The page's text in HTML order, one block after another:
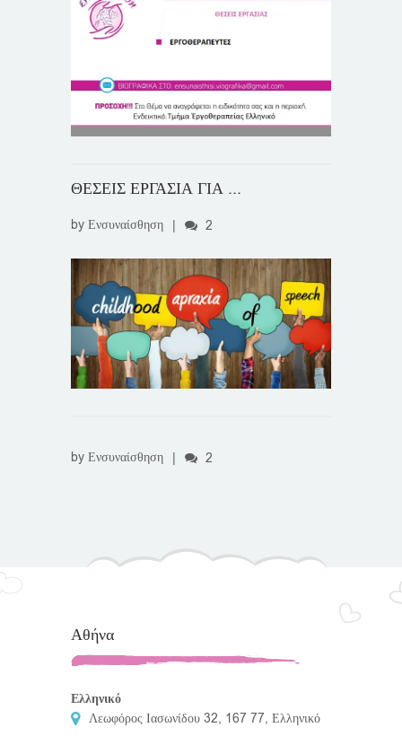
ΘΕΣΕΙΣ ΕΡΓΑΣΙΑ ΓΙΑ ...
by Ενσυναίσθηση 2
by Ενσυναίσθηση 2
Αθήνα
Ελληνικό
Λεωφόρος Ιασωνίδου 32, 167 77, Ελληνικό